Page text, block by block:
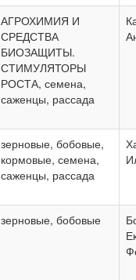
АГРОХИМИЯ И
СРЕДСТВА
БИОЗАЩИТЫ.
СТИМУЛЯТОРЫ
РОСТА, семена,
саженцы, рассада
зерновые, бобовые,
кормовые, семена,
саженцы, рассада
зерновые, бобовые